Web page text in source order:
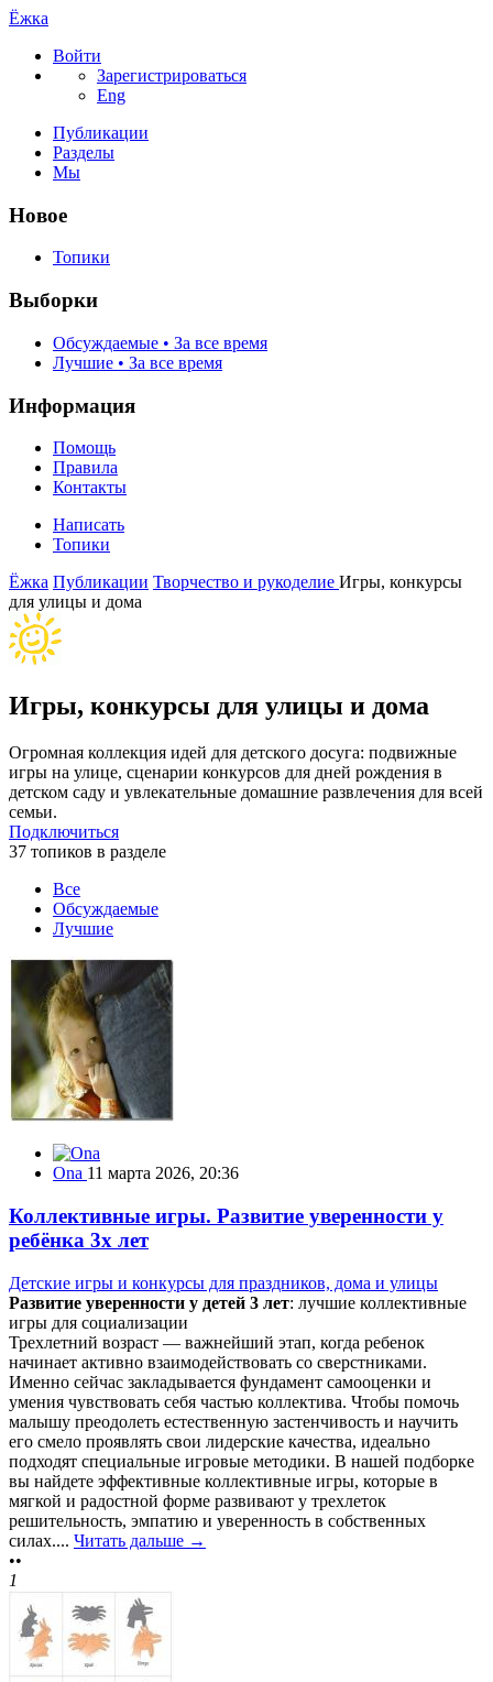
Ёжка
Войти
Зарегистрироваться
Eng
Публикации
Разделы
Мы
Новое
Топики
Выборки
Обсуждаемые • За все время
Лучшие • За все время
Информация
Помощь
Правила
Контакты
Написать
Топики
Ёжка Публикации Творчество и рукоделие Игры, конкурсы
для улицы и дома
Игры, конкурсы для улицы и дома
Огромная коллекция идей для детского досуга: подвижные
игры на улице, сценарии конкурсов для дней рождения в
детском саду и увлекательные домашние развлечения для всей
семьи.
Подключиться
37 топиков в разделе
Все
Обсуждаемые
Лучшие
Ona 11 марта 2026, 20:36
Коллективные игры. Развитие уверенности у
ребёнка 3х лет
Детские игры и конкурсы для праздников, дома и улицы
Развитие уверенности у детей 3 лет: лучшие коллективные
игры для социализации
Трехлетний возраст — важнейший этап, когда ребенок
начинает активно взаимодействовать со сверстниками.
Именно сейчас закладывается фундамент самооценки и
умения чувствовать себя частью коллектива. Чтобы помочь
малышу преодолеть естественную застенчивость и научить
его смело проявлять свои лидерские качества, идеально
подходят специальные игровые методики. В нашей подборке
вы найдете эффективные коллективные игры, которые в
мягкой и радостной форме развивают у трехлеток
решительность, эмпатию и уверенность в собственных
силах.... Читать дальше →
••
1